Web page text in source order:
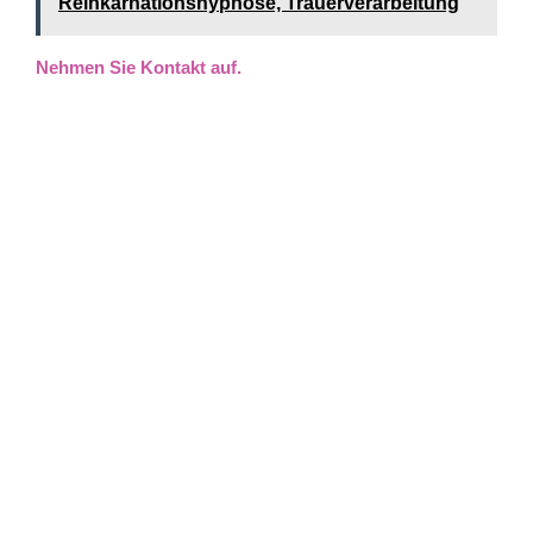
Nehmen Sie Kontakt auf.